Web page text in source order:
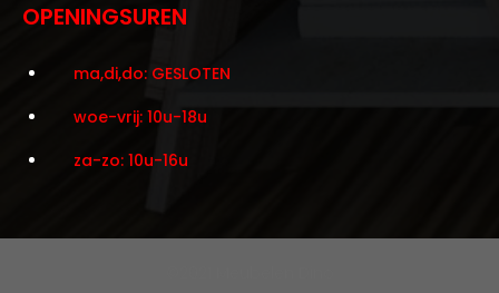
OPENINGSUREN
ma,di,do: GESLOTEN
woe-vrij: 10u-18u
za-zo: 10u-16u